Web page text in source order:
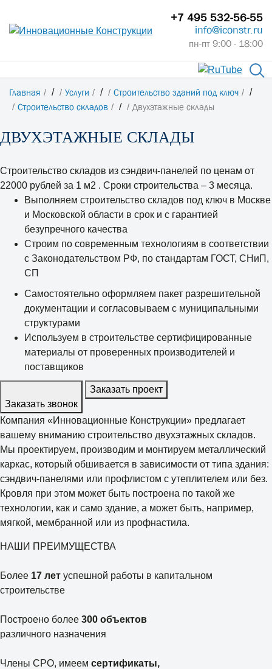
+7 495 532-56-55
info@iconstr.ru
пн-пт 9:00 - 18:00
Главная / Услуги / Строительство зданий под ключ
/
Строительство складов
/ Двухэтажные склады
ДВУХЭТАЖНЫЕ СКЛАДЫ
Строительство складов из сэндвич-панелей по ценам от
22000 рублей за 1 м2 . Сроки строительства – 3 месяца.
Выполняем строительство складов под ключ в Москве
и Московской области в срок и с гарантией
безупречного качества
Строим по современным технологиям в соответствии
с Законодательством РФ, по стандартам ГОСТ, СНиП,
СП
Самостоятельно оформляем пакет разрешительной
документации и согласовываем с муниципальными
структурами
Используем в строительстве сертифицированные
материалы от проверенных производителей и
поставщиков
Заказать звонок
Заказать проект
Компания «Инновационные Конструкции» предлагает
вашему вниманию строительство двухэтажных складов.
Мы проектируем, производим и монтируем металлический
каркас, который обшивается в зависимости от типа здания:
сэндвич-панелями или профлистом с утеплителем или без.
Кровля при этом может быть построена по такой же
технологии, как и само здание, а может быть, например,
мягкой, мембранной или из профнастила.
НАШИ ПРЕИМУЩЕСТВА
Более 17 лет успешной работы в капитальном
строительстве
Построено более 300 объектов
различного назначения
Члены СРО, имеем сертификаты,